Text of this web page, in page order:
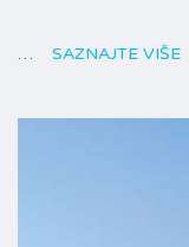
… SAZNAJTE VIŠE